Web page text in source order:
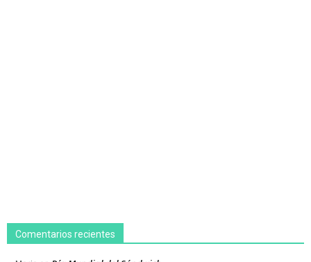
Comentarios recientes